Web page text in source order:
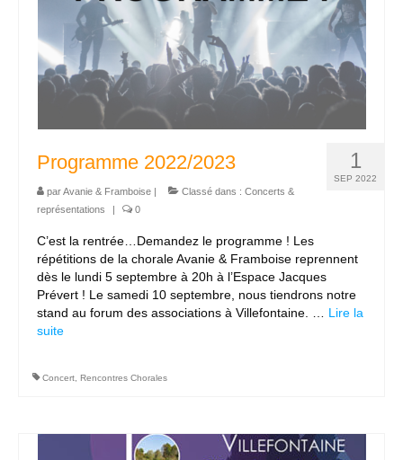
1
SEP 2022
Programme 2022/2023
parAvanie & Framboise Classé dans : Concerts &
représentations
0
C’est la rentrée…Demandez le programme ! Les
répétitions de la chorale Avanie & Framboise reprennent
dès le lundi 5 septembre à 20h à l’Espace Jacques
Prévert ! Le samedi 10 septembre, nous tiendrons notre
stand au forum des associations à Villefontaine. … Lire la
suite­­
Concert, Rencontres Chorales